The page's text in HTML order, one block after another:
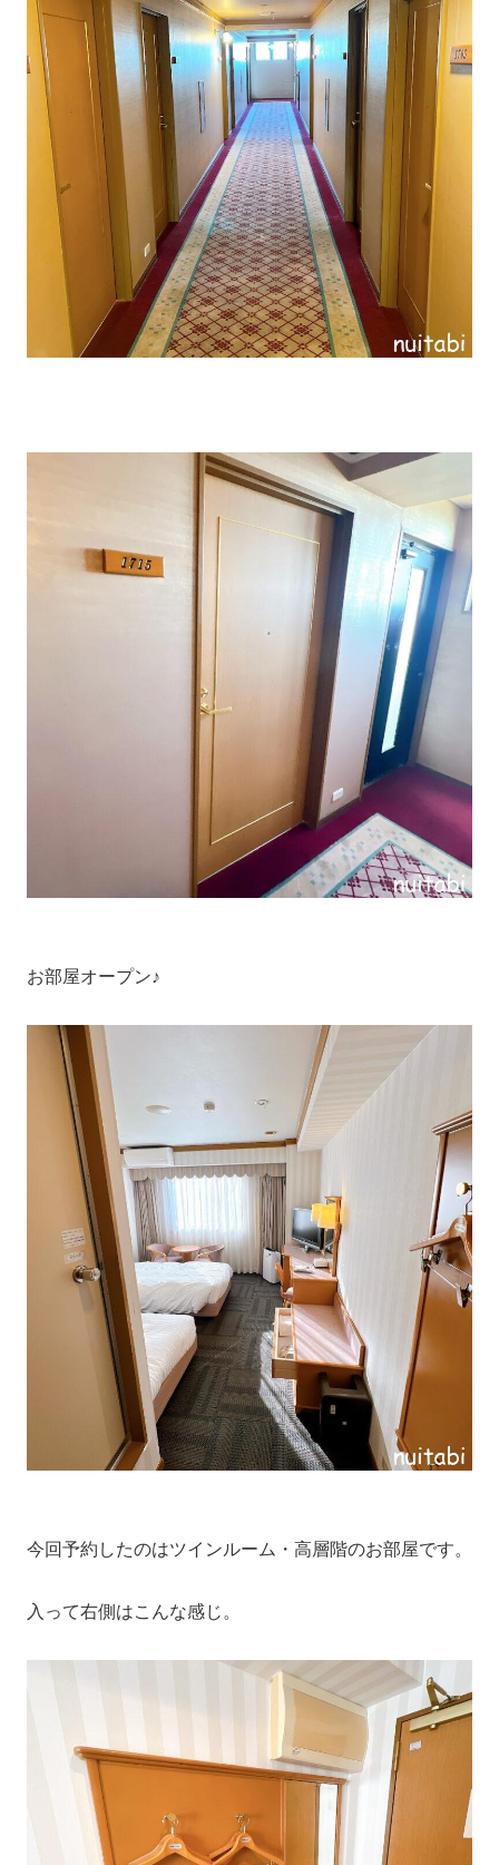
お部屋オープン♪
今回予約したのはツインルーム・高層階のお部屋です。
入って右側はこんな感じ。